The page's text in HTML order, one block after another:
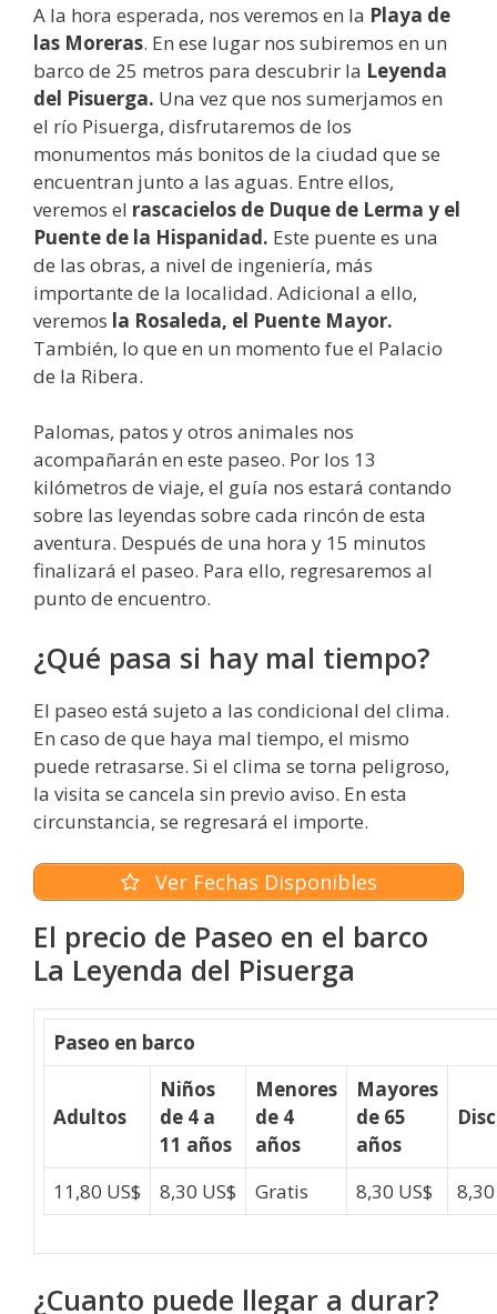
A la hora esperada, nos veremos en la Playa de
las Moreras. En ese lugar nos subiremos en un
barco de 25 metros para descubrir la Leyenda
del Pisuerga. Una vez que nos sumerjamos en
el río Pisuerga, disfrutaremos de los
monumentos más bonitos de la ciudad que se
encuentran junto a las aguas. Entre ellos,
veremos el rascacielos de Duque de Lerma y el
Puente de la Hispanidad. Este puente es una
de las obras, a nivel de ingeniería, más
importante de la localidad. Adicional a ello,
veremos la Rosaleda, el Puente Mayor.
También, lo que en un momento fue el Palacio
de la Ribera.
Palomas, patos y otros animales nos
acompañarán en este paseo. Por los 13
kilómetros de viaje, el guía nos estará contando
sobre las leyendas sobre cada rincón de esta
aventura. Después de una hora y 15 minutos
finalizará el paseo. Para ello, regresaremos al
punto de encuentro.
¿Qué pasa si hay mal tiempo?
El paseo está sujeto a las condicional del clima.
En caso de que haya mal tiempo, el mismo
puede retrasarse. Si el clima se torna peligroso,
la visita se cancela sin previo aviso. En esta
circunstancia, se regresará el importe.
Ver Fechas Disponibles
El precio de Paseo en el barco
La Leyenda del Pisuerga
Paseo en barco
Adultos
Niños
de 4 a
11 años
Menores
de 4
años
Mayores
de 65
años
11,80 US$ 8,30 US$ Gratis 8,30 US$
¿Cuanto puede llegar a durar?